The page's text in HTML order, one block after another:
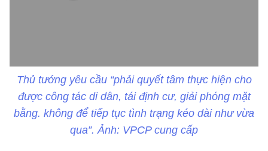
Thủ tướng yêu cầu “phải quyết tâm thực hiện cho
được công tác di dân, tái định cư, giải phóng mặt
bằng. không để tiếp tục tình trạng kéo dài như vừa
qua”. Ảnh: VPCP cung cấp